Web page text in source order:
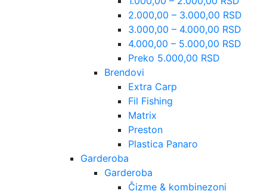
2.000,00 – 3.000,00 RSD
3.000,00 – 4.000,00 RSD
4.000,00 – 5.000,00 RSD
Preko 5.000,00 RSD
Brendovi
Extra Carp
Fil Fishing
Matrix
Preston
Plastica Panaro
Garderoba
Garderoba
Čizme & kombinezoni